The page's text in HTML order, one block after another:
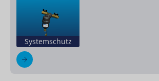
Systemschutz